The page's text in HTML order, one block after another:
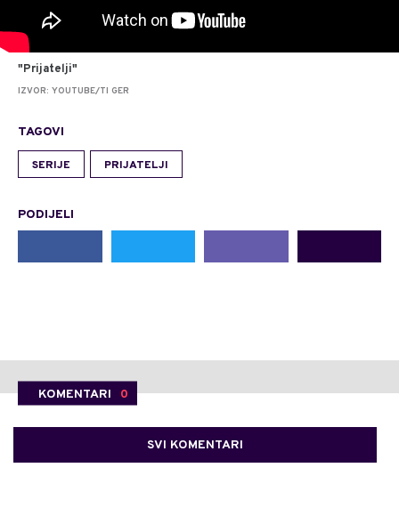
"Prijatelji"
IZVOR: YOUTUBE/TI GER
TAGOVI
SERIJE PRIJATELJI
PODIJELI
KOMENTARI 0
SVI KOMENTARI